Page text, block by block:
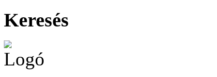
Keresés